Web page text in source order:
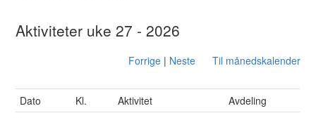
Aktiviteter uke 27 - 2026
Forrige| Neste Til månedskalender
Dato Kl. Aktivitet
Avdeling